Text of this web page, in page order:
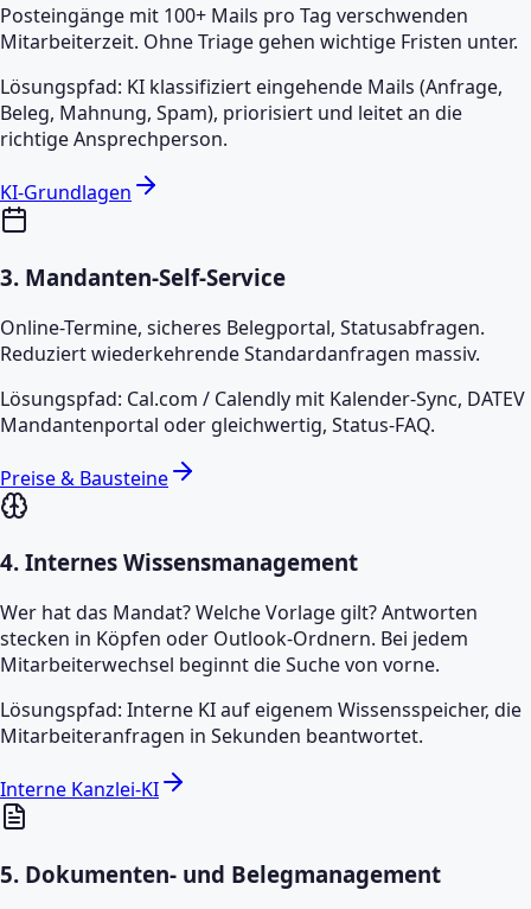
Posteingänge mit 100+ Mails pro Tag verschwenden
Mitarbeiterzeit. Ohne Triage gehen wichtige Fristen unter.
Lösungspfad: KI klassifiziert eingehende Mails (Anfrage,
Beleg, Mahnung, Spam), priorisiert und leitet an die
richtige Ansprechperson.
KI-Grundlagen
3. Mandanten-Self-Service
Online-Termine, sicheres Belegportal, Statusabfragen.
Reduziert wiederkehrende Standardanfragen massiv.
Lösungspfad: Cal.com / Calendly mit Kalender-Sync, DATEV
Mandantenportal oder gleichwertig, Status-FAQ.
Preise & Bausteine
4. Internes Wissensmanagement
Wer hat das Mandat? Welche Vorlage gilt? Antworten
stecken in Köpfen oder Outlook-Ordnern. Bei jedem
Mitarbeiterwechsel beginnt die Suche von vorne.
Lösungspfad: Interne KI auf eigenem Wissensspeicher, die
Mitarbeiteranfragen in Sekunden beantwortet.
Interne Kanzlei-KI
5. Dokumenten- und Belegmanagement